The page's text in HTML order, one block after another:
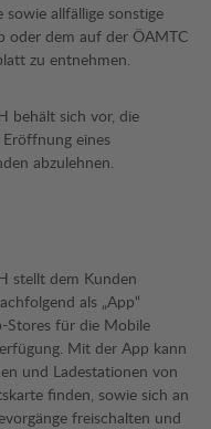
allfällige sonstige
oder dem auf der ÖAMTC
zu entnehmen.
behält sich vor, die
eines
abzulehnen.
stellt dem Kunden
als „App“
Stores für die Mobile
Mit der App kann
und Ladestationen von
finden, sowie sich an
freischalten und